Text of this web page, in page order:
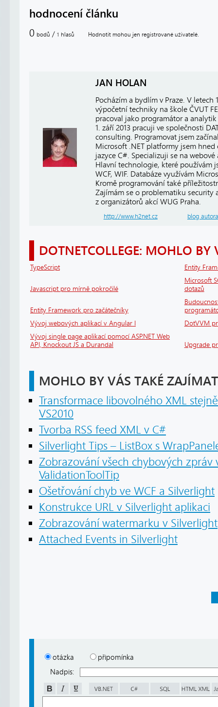
hodnocení článku
0 bodů / 1 hlasů Hodnotit mohou jen registrované uživatelé.
JAN HOLAN
Pocházím a bydlím v Praze. V letech
výpočetní techniky na škole ČVUT
pracoval jako programátor a
1. září 2013 pracuji ve společnosti
consulting. Programovat jsem
Microsoft .NET platformy jsem
jazyce C#. Specializuji se na
Hlavní technologie, které používám
WCF, WIF. Databáze využívám
Kromě programování také
Zajímám se o problematiku security
z organizátorů akcí WUG Praha.
http://www.h2net.cz blog autora
DOTNETCOLLEGE: MOHLO BY
TypeScript Entity
Javascript pro mírně pokročilé
Microsoft
dotazů
Entity Framework pro začátečníky
Vývoj webových aplikací v Angular I
DotVVM
Vývoj single page aplikací pomocí ASP.NET Web
API, Knockout JS a Durandal
Upgrade
MOHLO BY VÁS TAKÉ ZAJÍMAT
Transformace libovolného XML
VS2010
Tvorba RSS feed XML v C#
Silverlight Tips – ListBox s
Zobrazování všech chybových zpráv
ValidationToolTip
Ošetřování chyb ve WCF a Silverlight
Konstrukce URL v Silverlight aplikaci
Zobrazování watermarku v Silverlight
Attached Events in Silverlight
otázka
připomínka
Nadpis: